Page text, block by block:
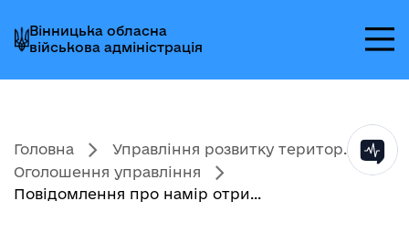
до
головного
меню
до
головного
вмісту
до
головного
колонтитула
Вінницька обласна
військова адміністрація
Головна
Управління розвитку територ...
Оголошення управління
Повідомлення про намір отри...